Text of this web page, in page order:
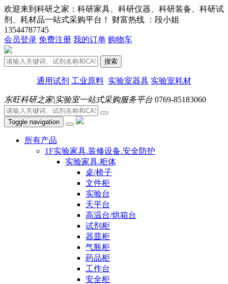
欢迎来到科研之家：科研家具、科研仪器、科研装备、科研试
剂、耗材品一站式采购平台！ 财富热线 ：段小姐
13544787745
会员登录 免费注册 我的订单 购物车
搜索
通用试剂 工业原料 实验室器具 实验室耗材
东旺科研之家|实验室一站式采购服务平台 0769-85183060
Toggle navigation
所有产品
1F实验家具.装修设备.安全防护
实验家具.柜体
桌/椅子
文件柜
实验台
天平台
高温台/烘箱台
试剂柜
器皿柜
气瓶柜
药品柜
工作台
安全柜